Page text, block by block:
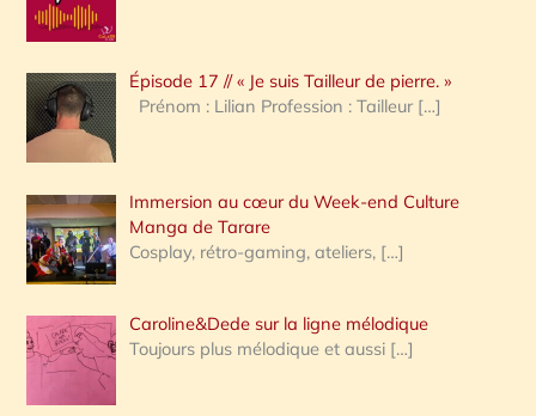
r
c
h
e
:
Épisode 17 // « Je suis Tailleur de pierre. »
Prénom : Lilian Profession : Tailleur […]
Immersion au cœur du Week-end Culture
Manga de Tarare
Cosplay, rétro-gaming, ateliers, […]
Caroline&Dede sur la ligne mélodique
Toujours plus mélodique et aussi […]